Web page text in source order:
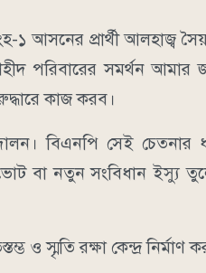
১ আসনের প্রার্থী আলহাজ্ব
পরিবারের সমর্থন আমার
কাজ করব।
বিএনপি সেই
বা নতুন সংবিধান ইস্যু
ও স্মৃতি রক্ষা কেন্দ্র নির্মাণ